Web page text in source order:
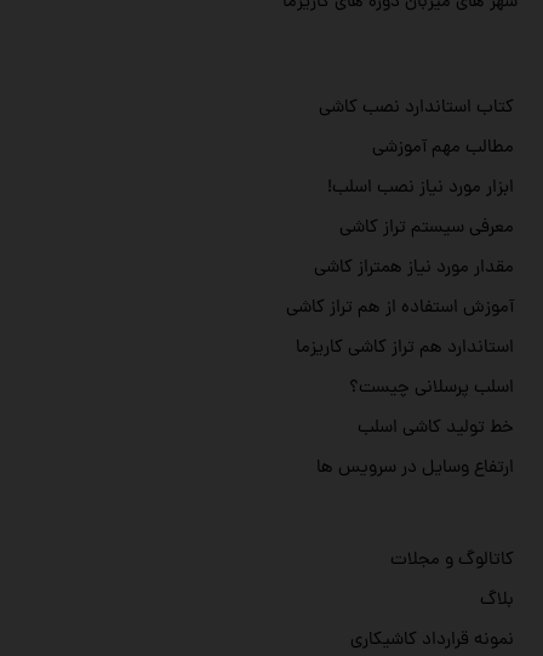
کاتالوگ و مجلات
بلاگ
نمونه قرارداد کاشیکاری
کتاب استاندارد نصب کاشی
مطالب مهم آموزشی
ابزار مورد نیاز نصب اسلب!
معرفی سیستم تراز کاشی
مقدار مورد نیاز همتراز کاشی
آموزش استفاده از هم تراز کاشی
استاندارد هم تراز کاشی کاریزما
اسلب پرسلانی چیست؟
خط تولید کاشی اسلب
ارتفاع وسایل در سرویس ها